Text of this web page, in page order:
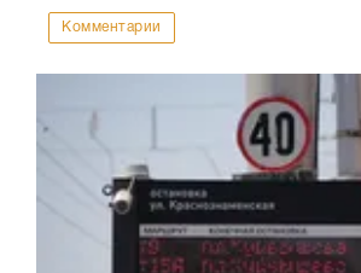
Комментарии